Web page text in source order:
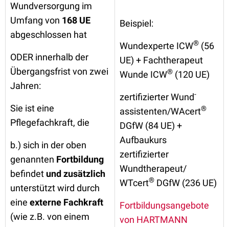
Wundversorgung im
Umfang von 168 UE
abgeschlossen hat
ODER innerhalb der
Übergangsfrist von zwei
Jahren:
Sie ist eine
Pflegefachkraft, die
b.) sich in der oben
genannten Fortbildung
befindet und zusätzlich
unterstützt wird durch
eine externe Fachkraft
(wie z.B. von einem
Beispiel:
Wundexperte ICW® (56
UE) + Fachtherapeut
Wunde ICW® (120 UE)
zertifizierter Wund-
assistenten/WAcert®
DGfW (84 UE) +
Aufbaukurs
zertifizierter
Wundtherapeut/
WTcert® DGfW (236 UE)
Fortbildungsangebote
von HARTMANN